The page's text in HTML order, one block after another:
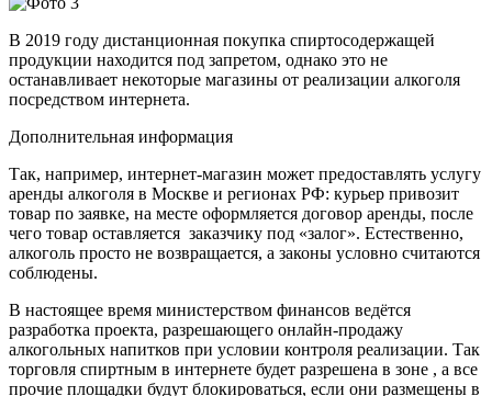
В 2019 году дистанционная покупка спиртосодержащей
продукции находится под запретом, однако это не
останавливает некоторые магазины от реализации алкоголя
посредством интернета.
Дополнительная информация
Так, например, интернет-магазин может предоставлять услугу
аренды алкоголя в Москве и регионах РФ: курьер привозит
товар по заявке, на месте оформляется договор аренды, после
чего товар оставляется заказчику под «залог». Естественно,
алкоголь просто не возвращается, а законы условно считаются
соблюдены.
В настоящее время министерством финансов ведётся
разработка проекта, разрешающего онлайн-продажу
алкогольных напитков при условии контроля реализации. Так
торговля спиртным в интернете будет разрешена в зоне , а все
прочие площадки будут блокироваться, если они размещены в